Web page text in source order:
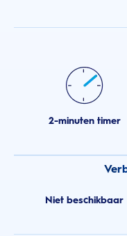
2-minuten timer
Niet beschikbaar